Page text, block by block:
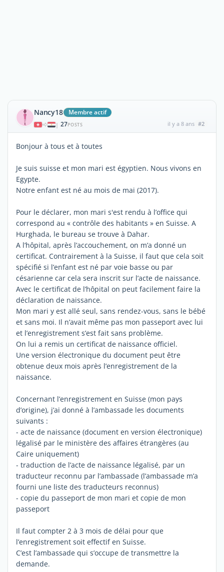
Nancy18 Membre actif
| 27POSTS il y a 8 ans #2
Bonjour à tous et à toutes
Je suis suisse et mon mari est égyptien. Nous vivons en
Egypte.
Notre enfant est né au mois de mai (2017).
Pour le déclarer, mon mari s'est rendu à l’office qui
correspond au « contrôle des habitants » en Suisse. A
Hurghada, le bureau se trouve à Dahar.
A l’hôpital, après l’accouchement, on m’a donné un
certificat. Contrairement à la Suisse, il faut que cela soit
spécifié si l’enfant est né par voie basse ou par
césarienne car cela sera inscrit sur l’acte de naissance.
Avec le certificat de l’hôpital on peut facilement faire la
déclaration de naissance.
Mon mari y est allé seul, sans rendez-vous, sans le bébé
et sans moi. Il n’avait même pas mon passeport avec lui
et l’enregistrement s’est fait sans problème.
On lui a remis un certificat de naissance officiel.
Une version électronique du document peut être
obtenue deux mois après l’enregistrement de la
naissance.
Concernant l’enregistrement en Suisse (mon pays
d’origine), j’ai donné à l’ambassade les documents
suivants :
- acte de naissance (document en version électronique)
légalisé par le ministère des affaires étrangères (au
Caire uniquement)
- traduction de l’acte de naissance légalisé, par un
traducteur reconnu par l’ambassade (l’ambassade m’a
fourni une liste des traducteurs reconnus)
- copie du passeport de mon mari et copie de mon
passeport
Il faut compter 2 à 3 mois de délai pour que
l’enregistrement soit effectif en Suisse.
C’est l’ambassade qui s’occupe de transmettre la
demande.